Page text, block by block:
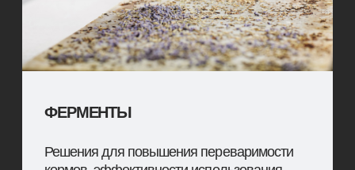
Поддержка специалистов и помощь в подборе
оптимальных решений
Индивидуальный подход к хозяйствам любого
масштаба
Комплексные решения под разные отрасли
животноводства
продукцию, но и экспертное сопровождение,